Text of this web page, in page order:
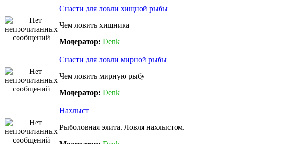
Снасти для ловли хищной рыбы
Чем ловить хищника
Модератор: Denk
Снасти для ловли мирной рыбы
Чем ловить мирную рыбу
Модератор: Denk
Нахлыст
Рыболовная элита. Ловля нахлыстом.